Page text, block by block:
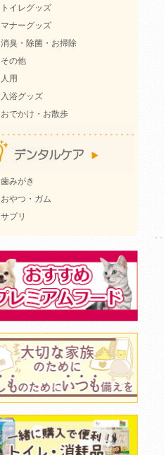
トイレグッズ
マナーグッズ
消臭・除菌・お掃除
その他
人用
入浴グッズ
おでかけ・お散歩
歯みがき
おやつ・ガム
サプリ